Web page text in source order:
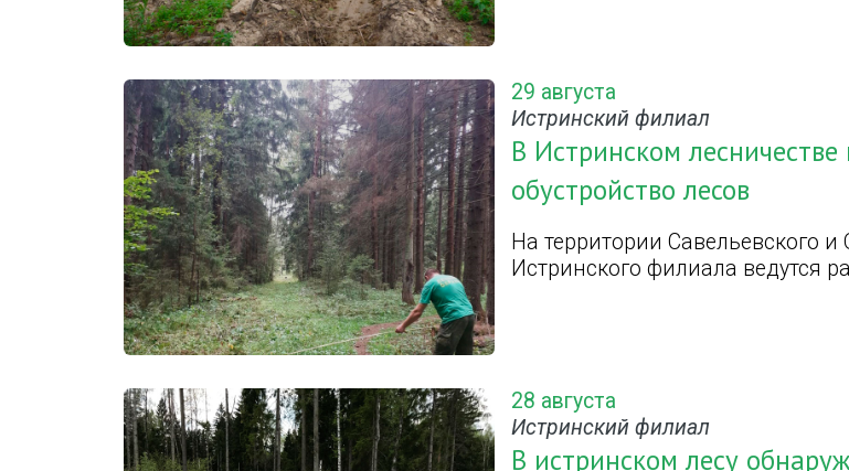
29 августа
Истринский филиал
В Истринском
обустройство лесов
На территории Савельевского
Истринского филиала ведутся
28 августа
Истринский филиал
В истринском лесу